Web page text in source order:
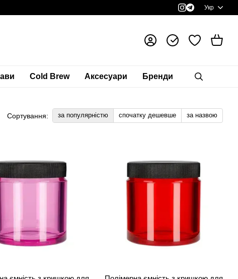
Укр
Cold Brew Аксесуари Бренди
Сортування: за популярністю спочатку дешевше за назвою